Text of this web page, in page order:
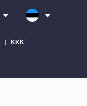
KKK